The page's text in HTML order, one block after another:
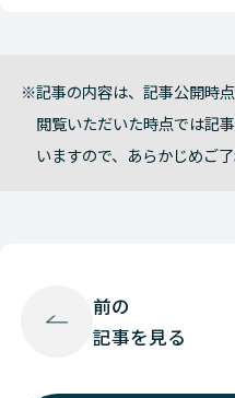
記事の内容は、記事公開時点
閲覧いただいた時点では記
いますので、あらかじめご了
前の
記事を見る